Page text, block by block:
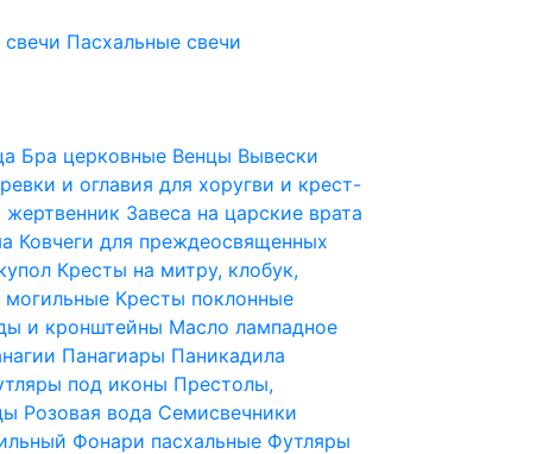
Пасхальные свечи
Бра церковные Венцы Вывески
и оглавия для хоругви и крест-
Завеса на царские врата
Ковчеги для преждеосвященных
Кресты на митру, клобук,
могильные Кресты поклонные
и кронштейны Масло лампадное
Панагиары Паникадила
под иконы Престолы,
Розовая вода Семисвечники
Фонари пасхальные Футляры